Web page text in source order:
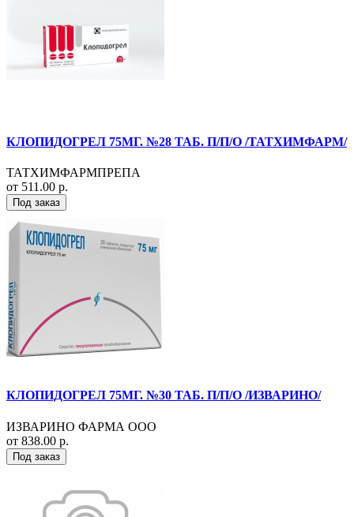
КЛОПИДОГРЕЛ 75МГ. №28 ТАБ. П/П/О /ТАТХИМФАРМ/
ТАТХИМФАРМПРЕПА
от 511.00 р.
Под заказ
КЛОПИДОГРЕЛ 75МГ. №30 ТАБ. П/П/О /ИЗВАРИНО/
ИЗВАРИНО ФАРМА ООО
от 838.00 р.
Под заказ